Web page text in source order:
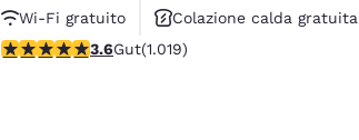
Wi-Fi gratuito
Colazione calda gratuita
Animali ammessi
3.56-Sterne-Bewertung. Gut. 1019 Bewertungen
3.6Gut(1.019)